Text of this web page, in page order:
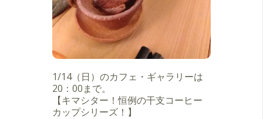
1/14（日）のカフェ・ギャラリーは
20：00まで。
【キマシター！恒例の干支コーヒー
カップシリーズ！】